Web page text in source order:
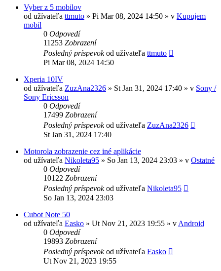
Vyber z 5 mobilov
od užívateľa ttmuto » Pi Mar 08, 2024 14:50 » v Kupujem
mobil
0 Odpovedí
11253 Zobrazení
Posledný príspevokod užívateľa ttmuto
Pi Mar 08, 2024 14:50
Xperia 10IV
od užívateľa ZuzAna2326 » St Jan 31, 2024 17:40 » v Sony /
Sony Ericsson
0 Odpovedí
17499 Zobrazení
Posledný príspevokod užívateľa ZuzAna2326
St Jan 31, 2024 17:40
Motorola zobrazenie cez iné aplikácie
od užívateľa Nikoleta95 » So Jan 13, 2024 23:03 » v Ostatné
0 Odpovedí
10122 Zobrazení
Posledný príspevokod užívateľa Nikoleta95
So Jan 13, 2024 23:03
Cubot Note 50
od užívateľa Easko » Ut Nov 21, 2023 19:55 » v Android
0 Odpovedí
19893 Zobrazení
Posledný príspevokod užívateľa Easko
Ut Nov 21, 2023 19:55